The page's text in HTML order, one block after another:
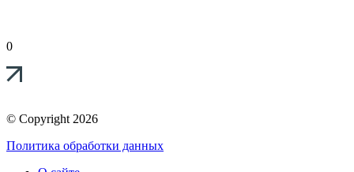
0
© Copyright 2026
Политика обработки данных